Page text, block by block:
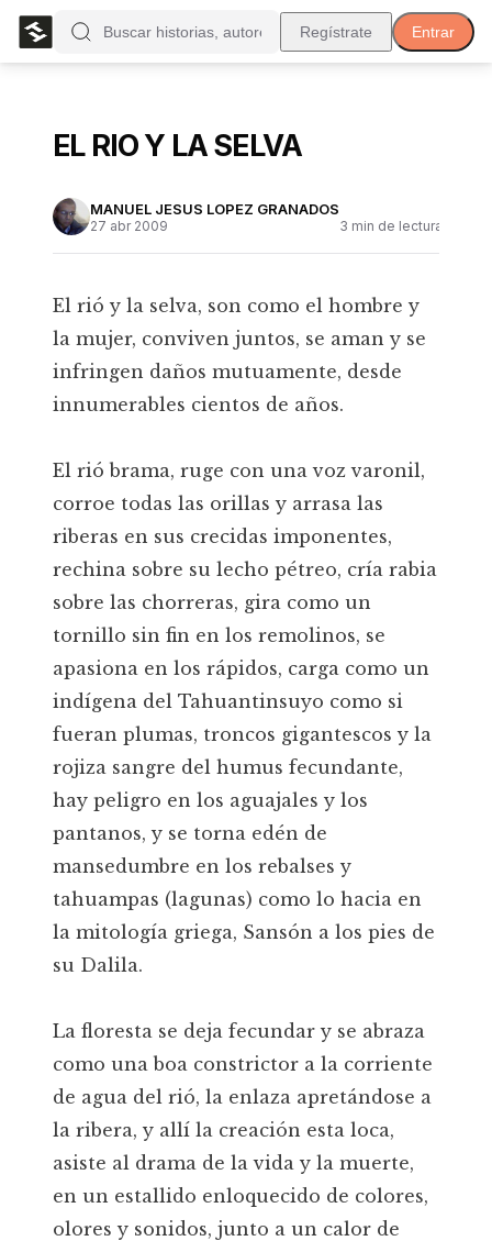
Regístrate Entrar
EL RIO Y LA SELVA
MANUEL JESUS LOPEZ GRANADOS
27 abr 2009 3 min de lectura
El rió y la selva, son como el hombre y
la mujer, conviven juntos, se aman y se
infringen daños mutuamente, desde
innumerables cientos de años.
El rió brama, ruge con una voz varonil,
corroe todas las orillas y arrasa las
riberas en sus crecidas imponentes,
rechina sobre su lecho pétreo, cría rabia
sobre las chorreras, gira como un
tornillo sin fin en los remolinos, se
apasiona en los rápidos, carga como un
indígena del Tahuantinsuyo como si
fueran plumas, troncos gigantescos y la
rojiza sangre del humus fecundante,
hay peligro en los aguajales y los
pantanos, y se torna edén de
mansedumbre en los rebalses y
tahuampas (lagunas) como lo hacia en
la mitología griega, Sansón a los pies de
su Dalila.
La floresta se deja fecundar y se abraza
como una boa constrictor a la corriente
de agua del rió, la enlaza apretándose a
la ribera, y allí la creación esta loca,
asiste al drama de la vida y la muerte,
en un estallido enloquecido de colores,
olores y sonidos, junto a un calor de